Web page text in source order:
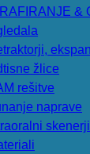
&
žlice
rešitve
naprave
skenerji